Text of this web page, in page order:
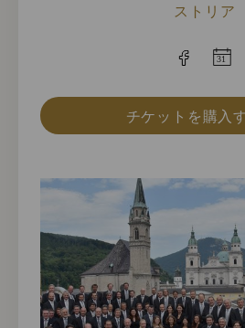
ストリア
チケットを購入